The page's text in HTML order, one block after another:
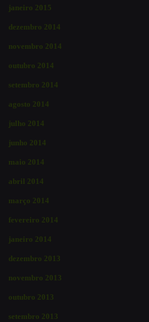
janeiro 2015
dezembro 2014
novembro 2014
outubro 2014
setembro 2014
agosto 2014
julho 2014
junho 2014
maio 2014
abril 2014
março 2014
fevereiro 2014
janeiro 2014
dezembro 2013
novembro 2013
outubro 2013
setembro 2013